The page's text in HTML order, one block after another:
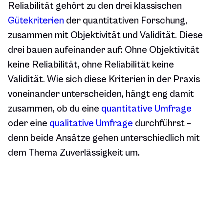
Reliabilität gehört zu den drei klassischen
Gütekriterien der quantitativen Forschung,
zusammen mit Objektivität und Validität. Diese
drei bauen aufeinander auf: Ohne Objektivität
keine Reliabilität, ohne Reliabilität keine
Validität. Wie sich diese Kriterien in der Praxis
voneinander unterscheiden, hängt eng damit
zusammen, ob du eine quantitative Umfrage
oder eine qualitative Umfrage durchführst –
denn beide Ansätze gehen unterschiedlich mit
dem Thema Zuverlässigkeit um.